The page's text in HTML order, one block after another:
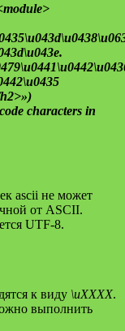
characters in
ascii не может
от ASCII.
UTF-8.
к виду \uXXXX.
выполнить